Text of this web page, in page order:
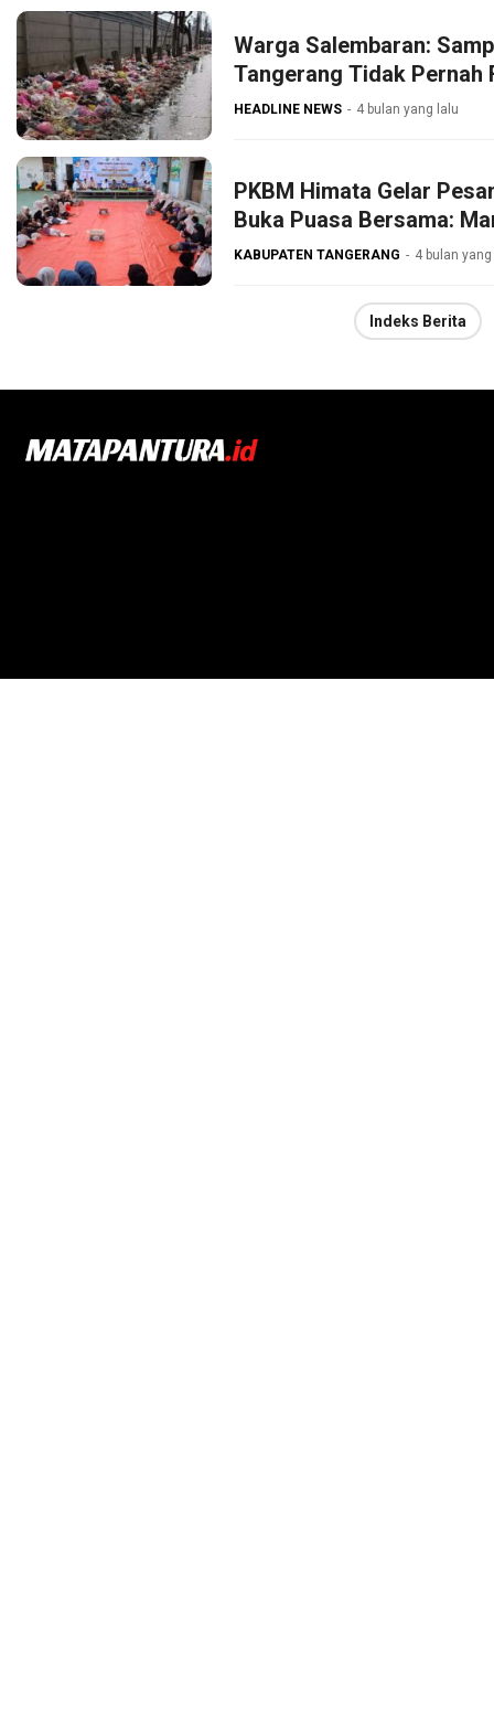
Warga Salembaran:
Tangerang Tidak Pernah
HEADLINE NEWS 4 bulan yang lalu
PKBM Himata Gelar
Buka Puasa Bersama:
KABUPATEN TANGERANG 4 bulan
Indeks Berita